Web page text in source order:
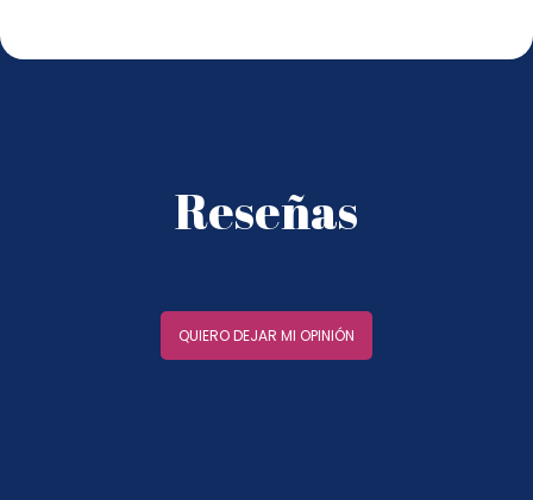
Reseñas
QUIERO DEJAR MI OPINIÓN